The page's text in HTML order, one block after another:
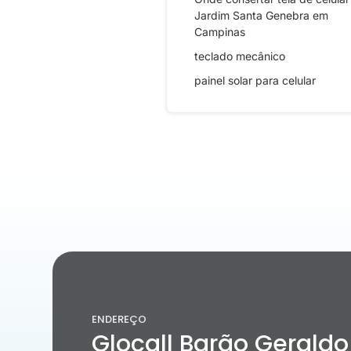
Jardim Santa Genebra em
Campinas
teclado mecânico
painel solar para celular
ENDEREÇO
Glocall Barão Geraldo